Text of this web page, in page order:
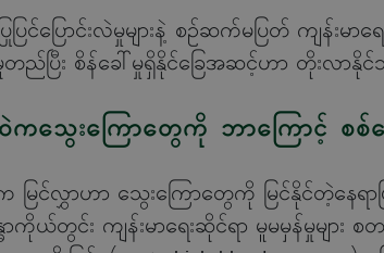
ပြင်ပြောင်းလဲမှုများနဲ့ စဉ်ဆက်မပြတ် ကျ
ည်ပြီး စိန်ခေါ်မှုရှိနိုင်ခြေအဆင့်ဟာ တိုးလာနို
ကသွေးကြောတွေကို ဘာကြောင့် စစ်
ြင်လွှာဟာ သွေးကြောတွေကို မြင်နိုင်တဲ့နေရာဖ
ကိုယ်တွင်း ကျန်းမာရေးဆိုင်ရာ မူမမှန်မှုများ စ